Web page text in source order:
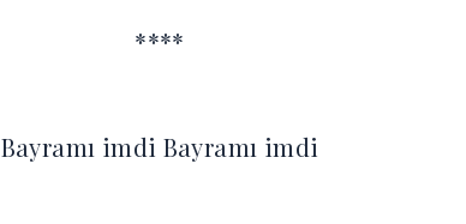
****
Bayramı imdi Bayramı imdi